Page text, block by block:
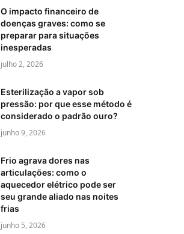
O impacto financeiro de
doenças graves: como se
preparar para situações
inesperadas
julho 2, 2026
Esterilização a vapor sob
pressão: por que esse método é
considerado o padrão ouro?
junho 9, 2026
Frio agrava dores nas
articulações: como o
aquecedor elétrico pode ser
seu grande aliado nas noites
frias
junho 5, 2026